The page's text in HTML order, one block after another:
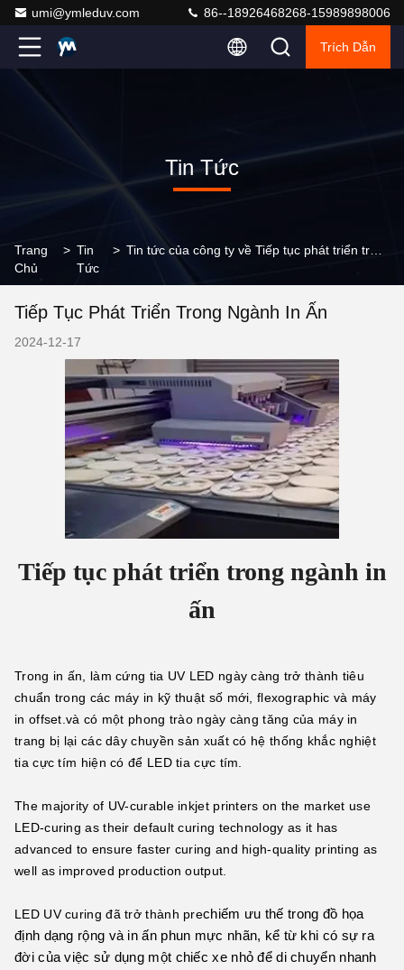
umi@ymleduv.com 86--18926468268-15989898006
Trích Dẫn
Tin Tức
Trang
Chủ
> Tin
Tức
>
Tiếp Tục Phát Triển Trong Ngành In Ấn
2024-12-17
Tiếp tục phát triển trong ngành in
ấn
Trong in ấn, làm cứng tia UV LED ngày càng trở thành tiêu
chuẩn trong các máy in kỹ thuật số mới, flexographic và máy
in offset.và có một phong trào ngày càng tăng của máy in
trang bị lại các dây chuyền sản xuất có hệ thống khắc nghiệt
tia cực tím hiện có để LED tia cực tím.
The majority of UV-curable inkjet printers on the market use
LED-curing as their default curing technology as it has
advanced to ensure faster curing and high-quality printing as
well as improved production output.
LED UV curing đã trở thành prechiếm ưu thế trong đồ họa
định dạng rộng và in ấn phun mực nhãn, kể từ khi có sự ra
đời của việc sử dụng một chiếc xe nhỏ để di chuyển nhanh